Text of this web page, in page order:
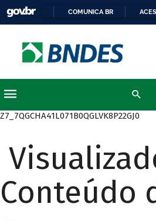
COMUNICA BR
Z7_7QGCHA41L071B0QGLVK8P22GJ0
Conteúdo